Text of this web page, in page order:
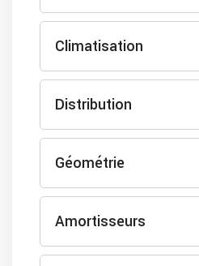
Climatisation
Distribution
Géométrie
Amortisseurs